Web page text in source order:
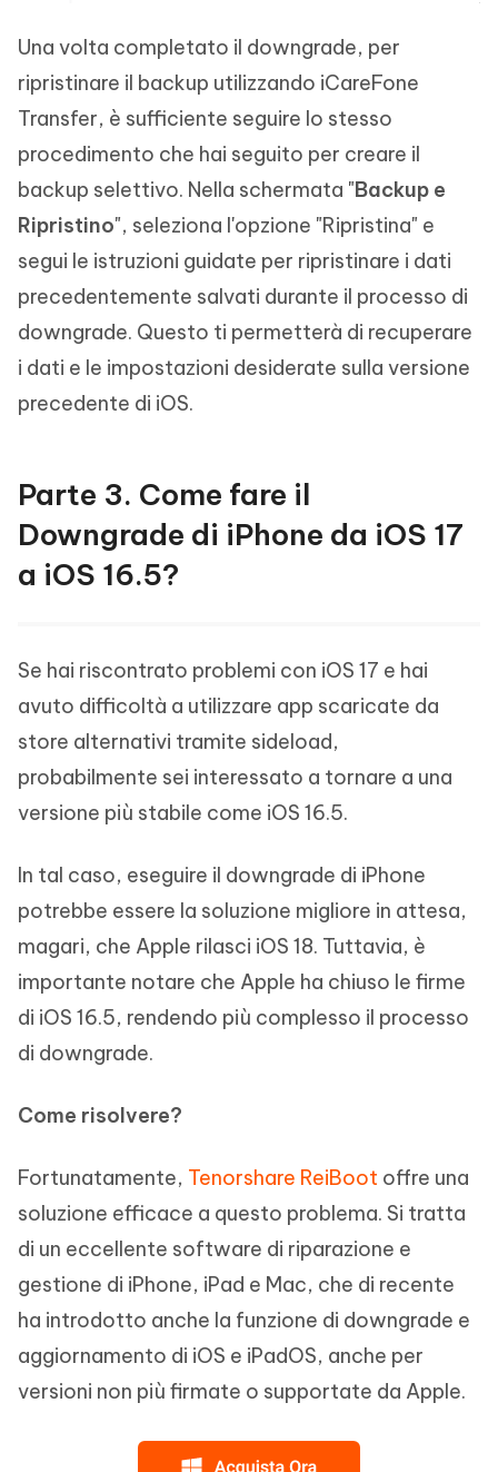
Una volta completato il downgrade, per
ripristinare il backup utilizzando iCareFone
Transfer, è sufficiente seguire lo stesso
procedimento che hai seguito per creare il
backup selettivo. Nella schermata "Backup e
Ripristino", seleziona l'opzione "Ripristina" e
segui le istruzioni guidate per ripristinare i dati
precedentemente salvati durante il processo di
downgrade. Questo ti permetterà di recuperare
i dati e le impostazioni desiderate sulla versione
precedente di iOS.
Parte 3. Come fare il
Downgrade di iPhone da iOS 17
a iOS 16.5?
Se hai riscontrato problemi con iOS 17 e hai
avuto difficoltà a utilizzare app scaricate da
store alternativi tramite sideload,
probabilmente sei interessato a tornare a una
versione più stabile come iOS 16.5.
In tal caso, eseguire il downgrade di iPhone
potrebbe essere la soluzione migliore in attesa,
magari, che Apple rilasci iOS 18. Tuttavia, è
importante notare che Apple ha chiuso le firme
di iOS 16.5, rendendo più complesso il processo
di downgrade.
Come risolvere?
Fortunatamente, Tenorshare ReiBoot offre una
soluzione efficace a questo problema. Si tratta
di un eccellente software di riparazione e
gestione di iPhone, iPad e Mac, che di recente
ha introdotto anche la funzione di downgrade e
aggiornamento di iOS e iPadOS, anche per
versioni non più firmate o supportate da Apple.